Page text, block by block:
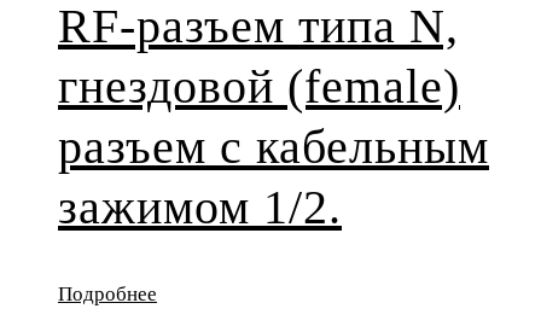
RF-разъем типа N,
гнездовой (female)
разъем с кабельным
зажимом 1/2.
Подробнее